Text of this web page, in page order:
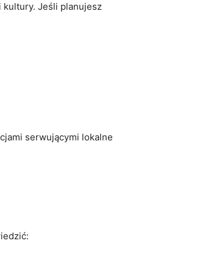
kultury. Jeśli planujesz
serwującymi lokalne